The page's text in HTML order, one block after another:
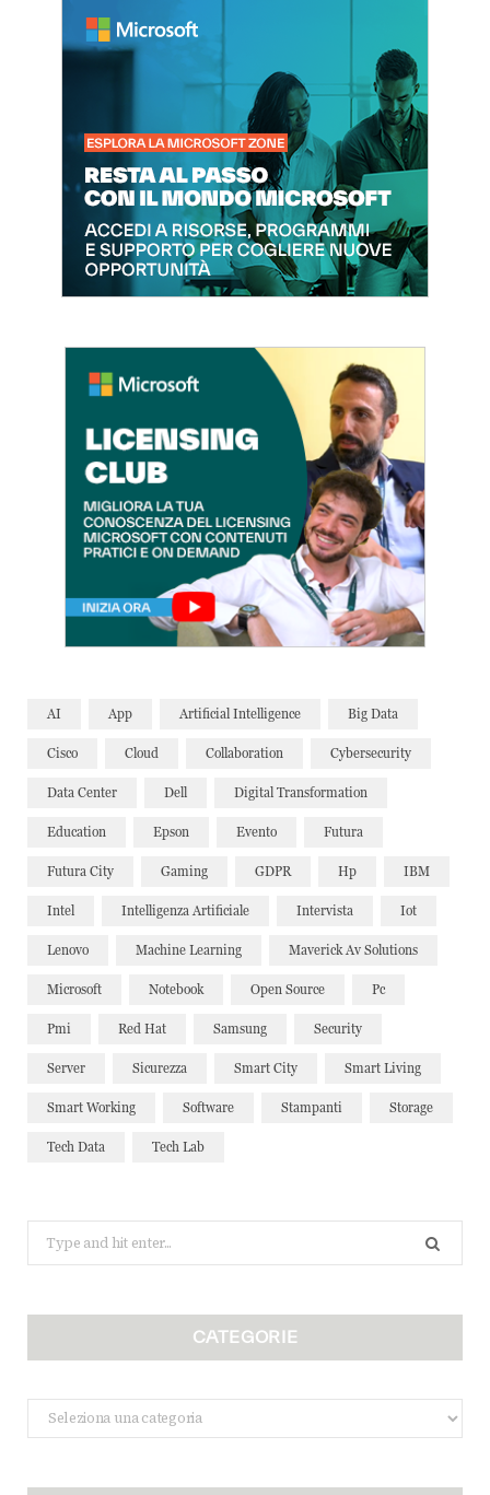
AI App Artificial Intelligence Big Data
Cisco Cloud Collaboration Cybersecurity
Data Center Dell Digital Transformation
Education Epson Evento Futura
Futura City Gaming GDPR Hp IBM
Intel Intelligenza Artificiale Intervista Iot
Lenovo Machine Learning Maverick Av Solutions
Microsoft Notebook Open Source Pc
Pmi Red Hat Samsung Security
Server Sicurezza Smart City Smart Living
Smart Working Software Stampanti Storage
Tech Data Tech Lab
Search
for:
CATEGORIE
Categorie